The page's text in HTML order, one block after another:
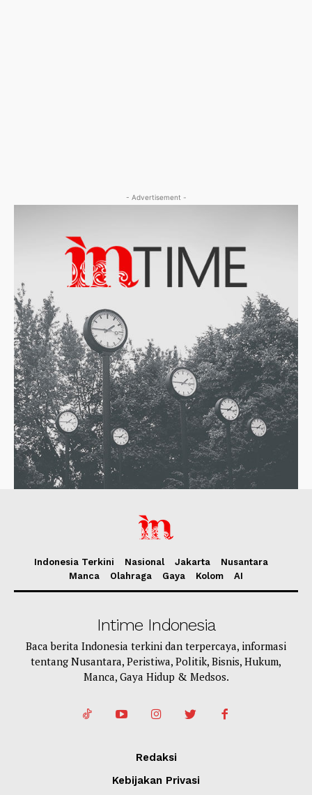
- Advertisement -
Indonesia Terkini Nasional Jakarta
Nusantara
Manca
Olahraga Gaya Kolom AI
Intime Indonesia
Baca berita Indonesia terkini dan terpercaya, informasi
tentang Nusantara, Peristiwa, Politik, Bisnis, Hukum,
Manca, Gaya Hidup & Medsos.
Redaksi
Kebijakan Privasi